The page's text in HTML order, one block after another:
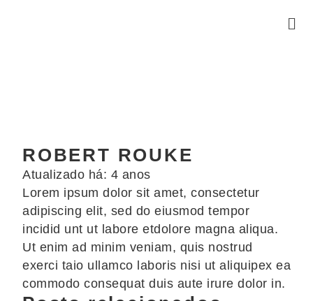
ROBERT ROUKE
Atualizado há: 4 anos
Lorem ipsum dolor sit amet, consectetur
adipiscing elit, sed do eiusmod tempor
incidid unt ut labore etdolore magna aliqua.
Ut enim ad minim veniam, quis nostrud
exerci taio ullamco laboris nisi ut aliquipex ea
commodo consequat duis aute irure dolor in.